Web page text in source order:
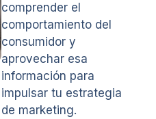
comprender el
comportamiento del
consumidor y
aprovechar esa
información para
impulsar tu estrategia
de marketing.